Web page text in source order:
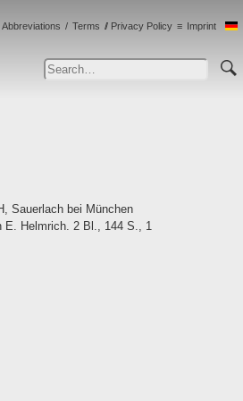
Abbreviations Terms Privacy Policy Imprint
Sauerlach bei München
E. Helmrich. 2 Bl., 144 S., 1